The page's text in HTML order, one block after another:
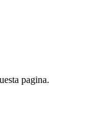
pagina.